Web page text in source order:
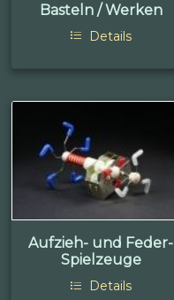
Basteln / Werken
Details
Aufzieh- und Feder-
Spielzeuge
Details